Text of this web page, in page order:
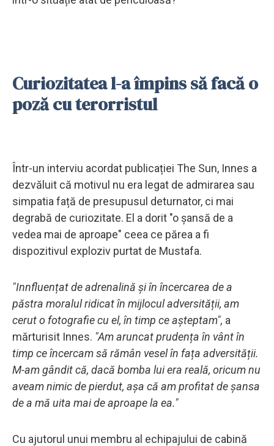
Curiozitatea l-a împins să facă o
poză cu terorristul
Într-un interviu acordat publicației The Sun, Innes a
dezvăluit că motivul nu era legat de admirarea sau
simpatia față de presupusul deturnator, ci mai
degrabă de curiozitate. El a dorit "o șansă de a
vedea mai de aproape" ceea ce părea a fi
dispozitivul exploziv purtat de Mustafa.
"Innfluențat de adrenalină și în încercarea de a
păstra moralul ridicat în mijlocul adversității, am
cerut o fotografie cu el, în timp ce așteptam", a
mărturisit Innes. "Am aruncat prudența în vânt în
timp ce încercam să rămân vesel în fața adversității.
M-am gândit că, dacă bomba lui era reală, oricum nu
aveam nimic de pierdut, așa că am profitat de șansa
de a mă uita mai de aproape la ea."
Cu ajutorul unui membru al echipajului de cabină